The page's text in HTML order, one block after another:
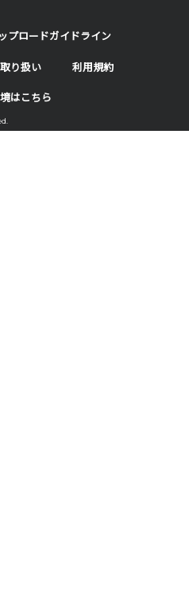
プロードガイドライン
り扱い 利用規約
はこちら